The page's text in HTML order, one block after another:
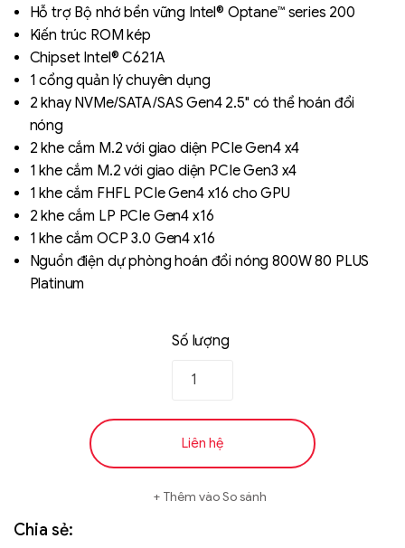
Hỗ trợ Bộ nhớ bền vững Intel® Optane™ series 200
Kiến trúc ROM kép
Chipset Intel® C621A
1 cổng quản lý chuyên dụng
2 khay NVMe/SATA/SAS Gen4 2.5" có thể hoán đổi
nóng
2 khe cắm M.2 với giao diện PCIe Gen4 x4
1 khe cắm M.2 với giao diện PCIe Gen3 x4
1 khe cắm FHFL PCIe Gen4 x16 cho GPU
2 khe cắm LP PCIe Gen4 x16
1 khe cắm OCP 3.0 Gen4 x16
Nguồn điện dự phòng hoán đổi nóng 800W 80 PLUS
Platinum
Số lượng
Liên hệ
Thêm vào So sánh
Chia sẻ: